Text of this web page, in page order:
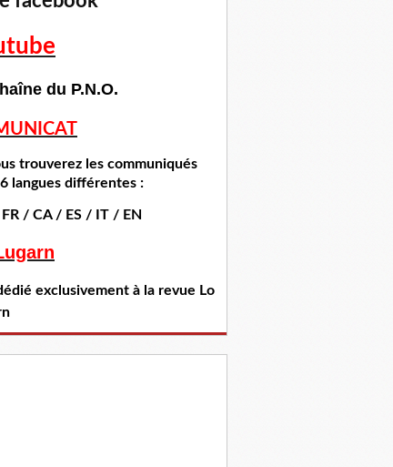
du P.N.O.
trouverez les communiqués
langues différentes :
/ CA / ES / IT / EN
exclusivement à la revue Lo